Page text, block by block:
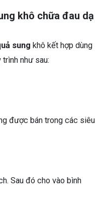
khô chữa đau dạ
sung khô kết hợp dùng
như sau:
được bán trong các siêu
Sau đó cho vào bình